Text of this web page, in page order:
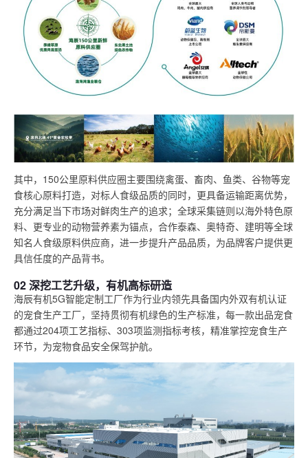
其中，150公里原料供应圈主要围绕禽蛋、畜肉、鱼类、谷物等宠
食核心原料打造，对标人食级品质的同时，更具备运输距离优势，
充分满足当下市场对鲜肉生产的追求；全球采集链则以海外特色原
料、更专业的动物营养素为锚点，合作泰森、奥特奇、建明等全球
知名人食级原料供应商，进一步提升产品品质，为品牌客户提供更
具信任度的产品背书。
02 深挖工艺升级，有机高标研造
海辰有机5G智能定制工厂作为行业内领先具备国内外双有机认证
的宠食生产工厂，坚持贯彻有机绿色的生产标准，每一款出品宠食
都通过204项工艺指标、303项监测指标考核，精准掌控宠食生产
环节，为宠物食品安全保驾护航。